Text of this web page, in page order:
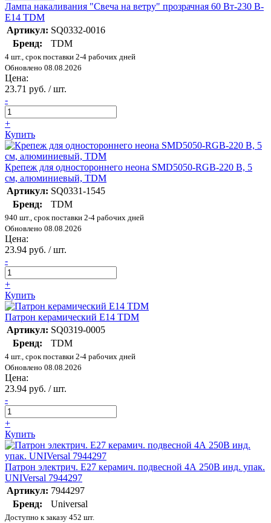
Лампа накаливания "Свеча на ветру" прозрачная 60 Вт-230 В-
Е14 TDM
Артикул: SQ0332-0016
Бренд:
TDM
4 шт., срок поставки 2-4 рабочих дней
Обновлено 08.08.2026
Цена:
23.71 руб. / шт.
-
+
Купить
Крепеж для одностороннего неона SMD5050-RGB-220 B, 5
см, алюминиевый, TDM
Артикул: SQ0331-1545
Бренд:
TDM
940 шт., срок поставки 2-4 рабочих дней
Обновлено 08.08.2026
Цена:
23.94 руб. / шт.
-
+
Купить
Патрон керамический E14 TDM
Артикул: SQ0319-0005
Бренд:
TDM
4 шт., срок поставки 2-4 рабочих дней
Обновлено 08.08.2026
Цена:
23.94 руб. / шт.
-
+
Купить
Патрон электрич. E27 керамич. подвесной 4А 250В инд. упак.
UNIVersal 7944297
Артикул: 7944297
Бренд:
Universal
Доступно к заказу 452 шт.